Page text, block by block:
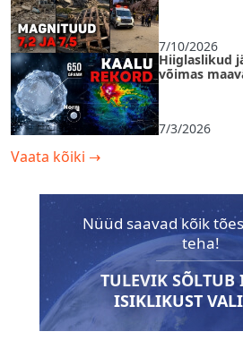
7/10/2026
Hiiglaslikud
võimas
7/3/2026
Vaata kõiki →
Nüüd saavad kõik
teha!
TULEVIK SÕLTUB
ISIKLIKUST